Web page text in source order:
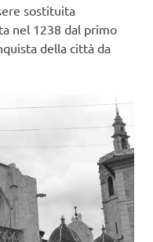
sostituita
nel 1238 dal primo
della città da